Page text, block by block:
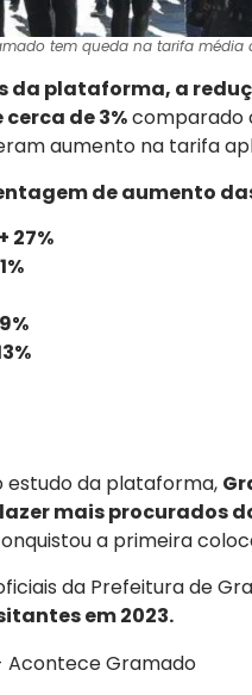
tem queda na tarifa média
da plataforma, a
de 3%comparado
aumento na tarifa
de aumento
+ 27%
estudo da plataforma,
mais procurados
a primeira
da Prefeitura de
em 2023.